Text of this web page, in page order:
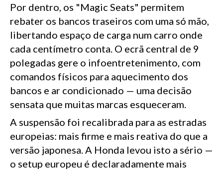
Por dentro, os "Magic Seats" permitem
rebater os bancos traseiros com uma só mão,
libertando espaço de carga num carro onde
cada centímetro conta. O ecrã central de 9
polegadas gere o infoentretenimento, com
comandos físicos para aquecimento dos
bancos e ar condicionado — uma decisão
sensata que muitas marcas esqueceram.
A suspensão foi recalibrada para as estradas
europeias: mais firme e mais reativa do que a
versão japonesa. A Honda levou isto a sério —
o setup europeu é declaradamente mais